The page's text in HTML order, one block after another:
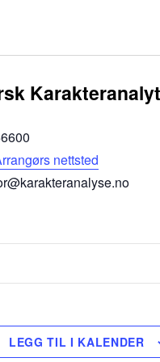
nettsted
LEGG TIL I KALENDER